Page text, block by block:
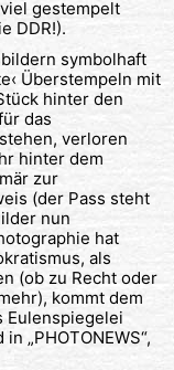
gestempelt
DDR!).
symbolhaft
Überstempeln mit
hinter den
das
verloren
hinter dem
zur
(der Pass steht
nun
hat
als
(ob zu Recht oder
kommt dem
Eulenspiegelei
„PHOTONEWS“,